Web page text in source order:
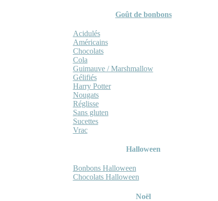
Goût de bonbons
Acidulés
Américains
Chocolats
Cola
Guimauve / Marshmallow
Gélifiés
Harry Potter
Nougats
Réglisse
Sans gluten
Sucettes
Vrac
Halloween
Bonbons Halloween
Chocolats Halloween
Noël